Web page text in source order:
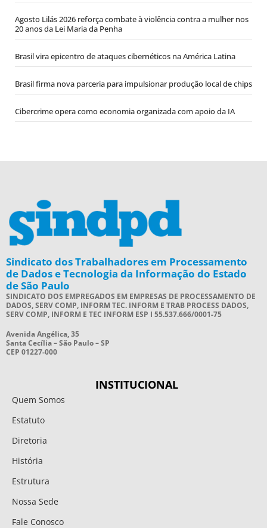
Agosto Lilás 2026 reforça combate à violência contra a mulher nos
20 anos da Lei Maria da Penha
Brasil vira epicentro de ataques cibernéticos na América Latina
Brasil firma nova parceria para impulsionar produção local de chips
Cibercrime opera como economia organizada com apoio da IA
Sindicato dos Trabalhadores em Processamento
de Dados e Tecnologia da Informação do Estado
de São Paulo
SINDICATO DOS EMPREGADOS EM EMPRESAS DE PROCESSAMENTO DE
DADOS, SERV COMP, INFORM TEC. INFORM E TRAB PROCESS DADOS,
SERV COMP, INFORM E TEC INFORM ESP I 55.537.666/0001-75
Avenida Angélica, 35
Santa Cecília – São Paulo – SP
CEP 01227-000
INSTITUCIONAL
Quem Somos
Estatuto
Diretoria
História
Estrutura
Nossa Sede
Fale Conosco